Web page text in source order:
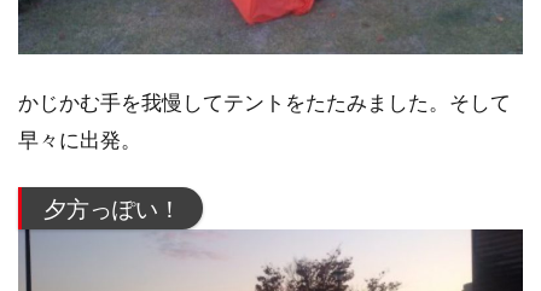
かじかむ手を我慢してテントをたたみました。そして
早々に出発。
夕方っぽい！